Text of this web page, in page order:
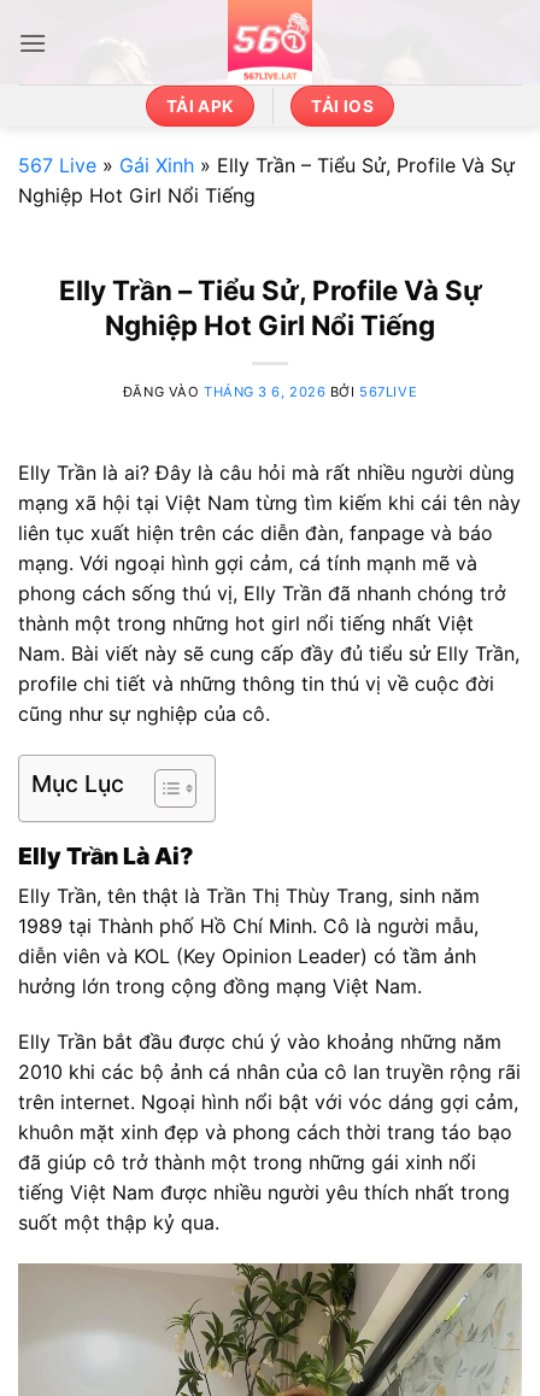
qua
TẢI APK TẢI IOS
567 Live » Gái Xinh » Elly Trần – Tiểu Sử, Profile Và Sự
Nghiệp Hot Girl Nổi Tiếng
Elly Trần – Tiểu Sử, Profile Và Sự
Nghiệp Hot Girl Nổi Tiếng
ĐĂNG VÀO THÁNG 3 6, 2026 BỞI 567LIVE
Elly Trần là ai? Đây là câu hỏi mà rất nhiều người dùng
mạng xã hội tại Việt Nam từng tìm kiếm khi cái tên này
liên tục xuất hiện trên các diễn đàn, fanpage và báo
mạng. Với ngoại hình gợi cảm, cá tính mạnh mẽ và
phong cách sống thú vị, Elly Trần đã nhanh chóng trở
thành một trong những hot girl nổi tiếng nhất Việt
Nam. Bài viết này sẽ cung cấp đầy đủ tiểu sử Elly Trần,
profile chi tiết và những thông tin thú vị về cuộc đời
cũng như sự nghiệp của cô.
Mục Lục
Elly Trần Là Ai?
Elly Trần, tên thật là Trần Thị Thùy Trang, sinh năm
1989 tại Thành phố Hồ Chí Minh. Cô là người mẫu,
diễn viên và KOL (Key Opinion Leader) có tầm ảnh
hưởng lớn trong cộng đồng mạng Việt Nam.
Elly Trần bắt đầu được chú ý vào khoảng những năm
2010 khi các bộ ảnh cá nhân của cô lan truyền rộng rãi
trên internet. Ngoại hình nổi bật với vóc dáng gợi cảm,
khuôn mặt xinh đẹp và phong cách thời trang táo bạo
đã giúp cô trở thành một trong những gái xinh nổi
tiếng Việt Nam được nhiều người yêu thích nhất trong
suốt một thập kỷ qua.